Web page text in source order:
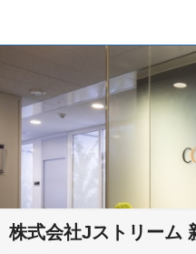
株式会社Jストリーム